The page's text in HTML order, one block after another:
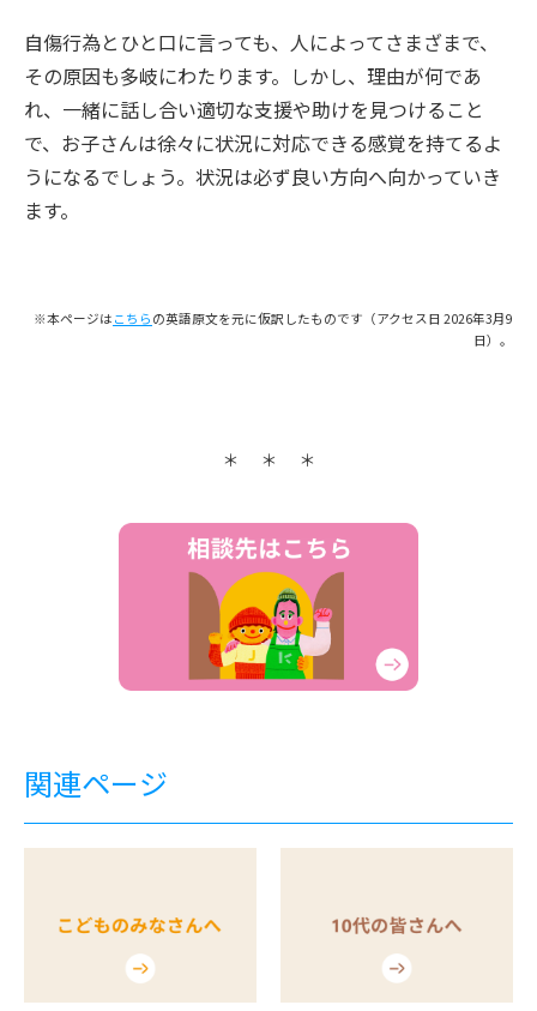
自傷行為とひと口に言っても、人によってさまざまで、
その原因も多岐にわたります。しかし、理由が何であ
れ、一緒に話し合い適切な支援や助けを見つけること
で、お子さんは徐々に状況に対応できる感覚を持てるよ
うになるでしょう。状況は必ず良い方向へ向かっていき
ます。
※本ページは こちら の英語原文を元に仮訳したものです（アクセス日 2026年3月9
日）。
関連ページ